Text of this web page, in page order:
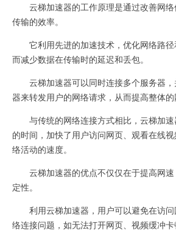
云梯加速器的工作原理是通过改善网络
传输的效率。
它利用先进的加速技术，优化网络路径
而减少数据在传输时的延迟和丢包。
云梯加速器可以同时连接多个服务器，
器来转发用户的网络请求，从而提高整体的
与传统的网络连接方式相比，云梯加速
的时间，加快了用户访问网页、观看在线
络活动的速度。
云梯加速器的优点不仅仅在于提高网速
定性。
利用云梯加速器，用户可以避免在访问
络连接问题，如无法打开网页、视频缓冲卡